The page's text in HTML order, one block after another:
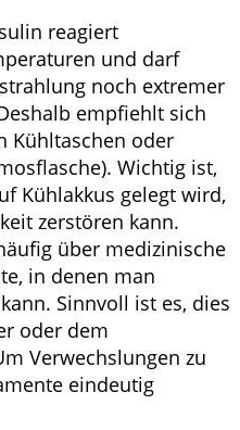
reagiert
und darf
noch extremer
empfiehlt sich
Kühltaschen oder
Wichtig ist,
Kühlakkus gelegt wird,
zerstören kann.
über medizinische
in denen man
Sinnvoll ist es, dies
oder dem
Verwechslungen zu
eindeutig